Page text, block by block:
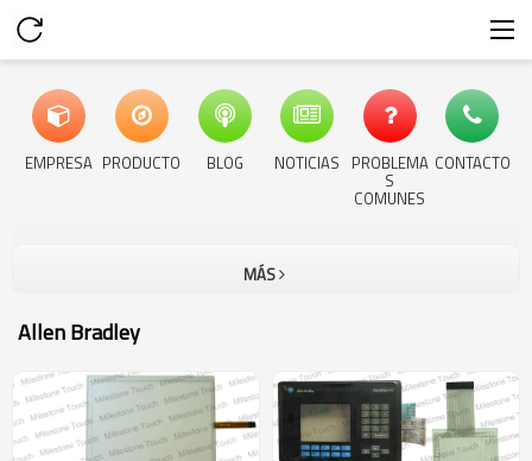
EMPRESA PRODUCTO BLOG NOTICIAS PROBLEMA
S
COMUNES
CONTACTO
MÁS
Allen Bradley